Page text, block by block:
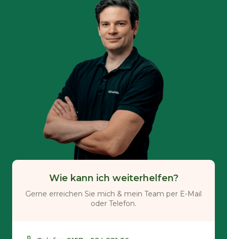
Wie kann ich weiterhelfen?
Gerne erreichen Sie mich & mein Team per E-Mail
oder Telefon.